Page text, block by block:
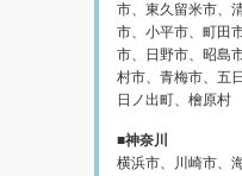
市、東久留米市、
市、小平市、町田
市、日野市、昭島
村市、青梅市、五
日ノ出町、檜原村
■神奈川
横浜市、川崎市、